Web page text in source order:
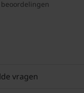
beoordelingen
vragen